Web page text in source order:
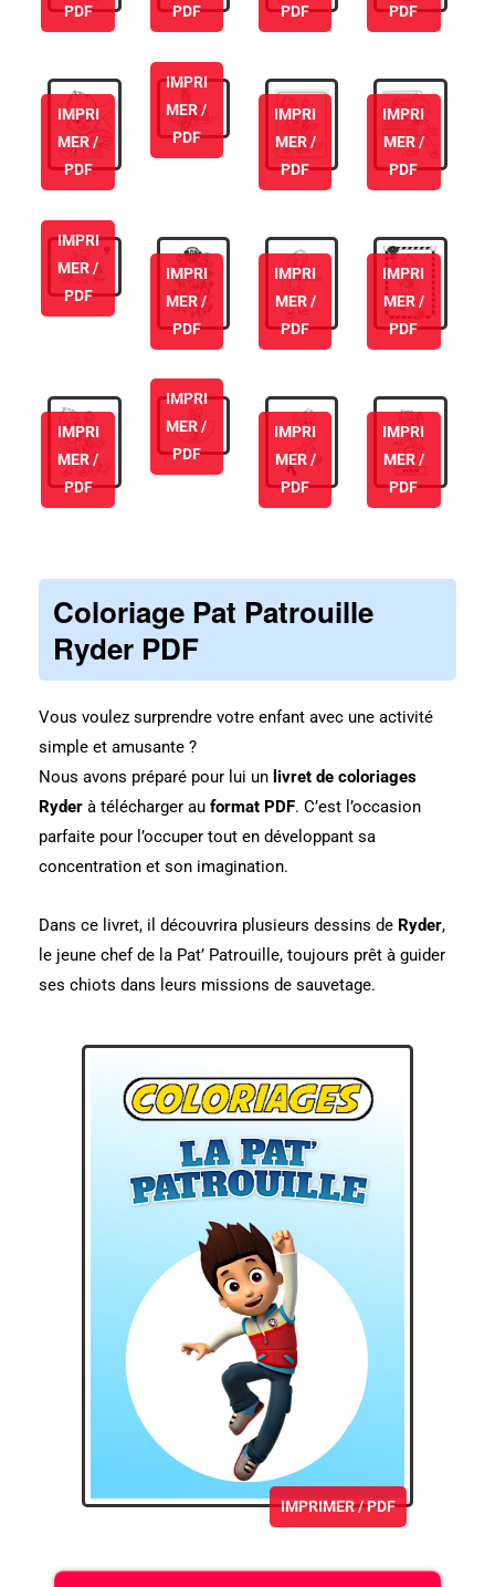
PDF
PDF
PDF
PDF
IMPRI
MER /
PDF
IMPRI
MER /
PDF
IMPRI
MER /
PDF
IMPRI
MER /
PDF
IMPRI
MER /
PDF
IMPRI
MER /
PDF
IMPRI
MER /
PDF
IMPRI
MER /
PDF
IMPRI
MER /
PDF
IMPRI
MER /
PDF
IMPRI
MER /
PDF
IMPRI
MER /
PDF
Coloriage Pat Patrouille
Ryder PDF
Vous voulez surprendre votre enfant avec une activité
simple et amusante ?
Nous avons préparé pour lui un livret de coloriages
Ryder à télécharger au format PDF. C’est l’occasion
parfaite pour l’occuper tout en développant sa
concentration et son imagination.
Dans ce livret, il découvrira plusieurs dessins de Ryder,
le jeune chef de la Pat’ Patrouille, toujours prêt à guider
ses chiots dans leurs missions de sauvetage.
IMPRIMER / PDF